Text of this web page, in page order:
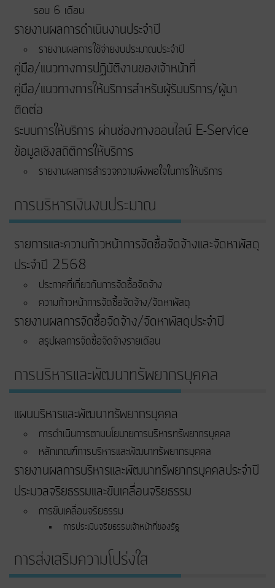
รอบ 6 เดือน
รายงานผลการดำเนินงานประจำปี
รายงานผลการใช้จ่ายงบประมาณประจำปี
คู่มือ/แนวทางการปฏิบัติงานของเจ้าหน้าที่
คู่มือ/แนวทางการให้บริการสำหรับผู้รับบริการ/ผู้มา
ติดต่อ
ระบบการให้บริการ ผ่านช่องทางออนไลน์ E-Service
ข้อมูลเชิงสถิติการให้บริการ
รายงานผลการสำรวจความพึงพอใจในการให้บริการ
การบริหารเงินงบประมาณ
รายการและความก้าวหน้าการจัดซื้อจัดจ้างและจัดหาพัสดุ
ประจำปี 2568
ประกาศที่เกี่ยวกับการจัดซื้อจัดจ้าง
ความก้าวหน้าการจัดซื้อจัดจ้าง/จัดหาพัสดุ
รายงานผลการจัดซื้อจัดจ้าง/จัดหาพัสดุประจำปี
สรุปผลการจัดซื้อจัดจ้างรายเดือน
การบริหารและพัฒนาทรัพยากรบุคคล
แผนบริหารและพัฒนาทรัพยากรบุคคล
การดำเนินการตามนโยบายการบริหารทรัพยากรบุคคล
หลักเกณฑ์การบริหารและพัฒนาทรัพยากรบุคคล
รายงานผลการบริหารและพัฒนาทรัพยากรบุคคลประจำปี
ประมวลจริยธรรมและขับเคลื่อนจริยธรรม
การขับเคลื่อนจริยธรรม
การประเมินจริยธรรมเจ้าหน้าที่ของรัฐ
การส่งเสริมความโปร่งใส